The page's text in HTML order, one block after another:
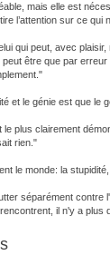
mais elle est
l’attention sur ce qui
qui peut, avec plaisir,
être que par
et le génie est que le
plus clairement
rien."
le monde: la
séparément contre
il n'y a plus